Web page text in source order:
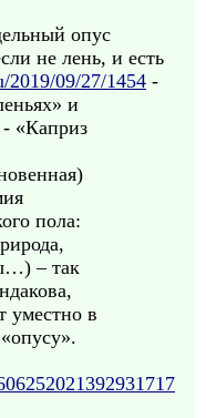
опус
не лень, и есть
2019/09/27/1454 -
и
- «Каприз
пола:
– так
уместно в